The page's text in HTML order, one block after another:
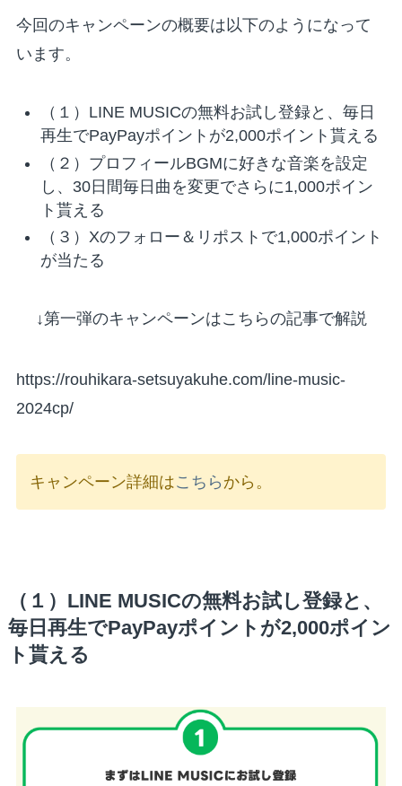
今回のキャンペーンの概要は以下のようになって
います。
（１）LINE MUSICの無料お試し登録と、毎日
再生でPayPayポイントが2,000ポイント貰える
（２）プロフィールBGMに好きな音楽を設定
し、30日間毎日曲を変更でさらに1,000ポイン
ト貰える
（３）Xのフォロー＆リポストで1,000ポイント
が当たる
↓第一弾のキャンペーンはこちらの記事で解説
https://rouhikara-setsuyakuhe.com/line-music-
2024cp/
キャンペーン詳細はこちら から。
（１）LINE MUSICの無料お試し登録と、
毎日再生でPayPayポイントが2,000ポイン
ト貰える